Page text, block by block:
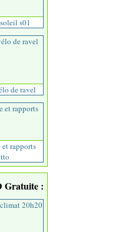
s01
de ravel
rapports
Gratuite :